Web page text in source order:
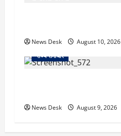
News Desk August 10, 2026
राज्य समाचार
News Desk August 9, 2026